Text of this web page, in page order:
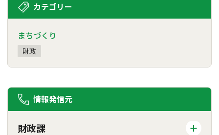
カテゴリー
まちづくり
財政
情報発信元
財政課